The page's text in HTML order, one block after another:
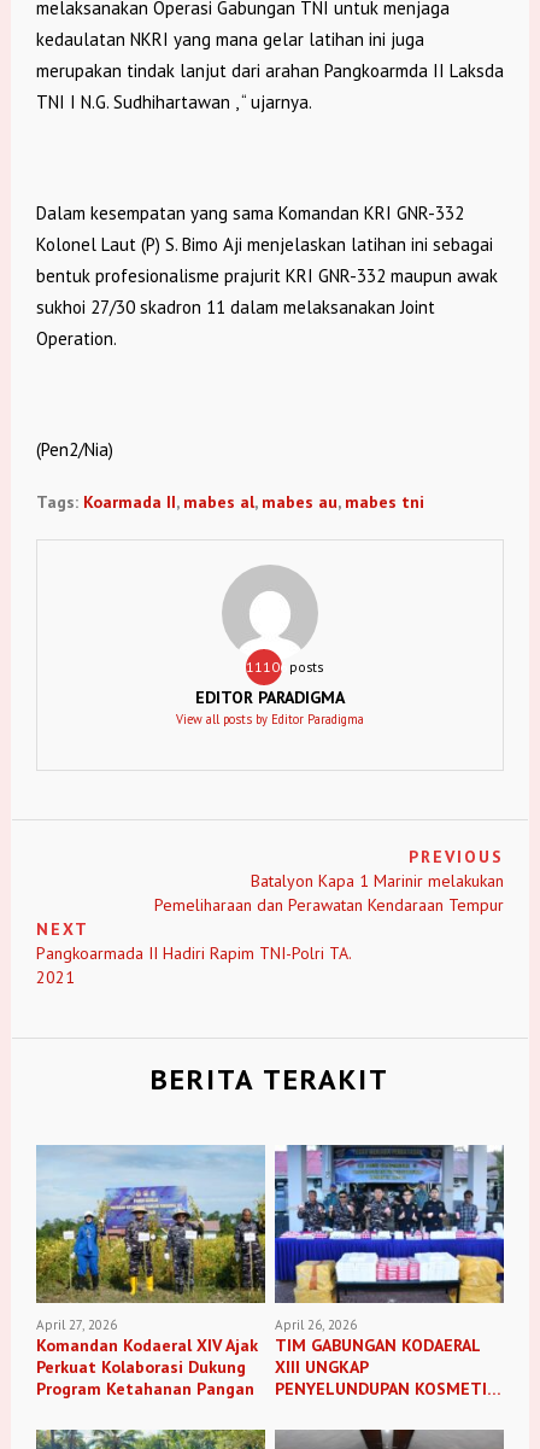
melaksanakan Operasi Gabungan TNI untuk menjaga
kedaulatan NKRI yang mana gelar latihan ini juga
merupakan tindak lanjut dari arahan Pangkoarmda II Laksda
TNI I N.G. Sudhihartawan , “ ujarnya.
Dalam kesempatan yang sama Komandan KRI GNR-332
Kolonel Laut (P) S. Bimo Aji menjelaskan latihan ini sebagai
bentuk profesionalisme prajurit KRI GNR-332 maupun awak
sukhoi 27/30 skadron 11 dalam melaksanakan Joint
Operation.
(Pen2/Nia)
Tags: Koarmada II, mabes al, mabes au, mabes tni
11106 posts
EDITOR PARADIGMA
View all posts by Editor Paradigma
PREVIOUS
Batalyon Kapa 1 Marinir melakukan
Pemeliharaan dan Perawatan Kendaraan Tempur
NEXT
Pangkoarmada II Hadiri Rapim TNI-Polri TA.
2021
BERITA TERAKIT
April 27, 2026
Komandan Kodaeral XIV Ajak
Perkuat Kolaborasi Dukung
Program Ketahanan Pangan
April 26, 2026
TIM GABUNGAN KODAERAL
XIII UNGKAP
PENYELUNDUPAN KOSMETIK